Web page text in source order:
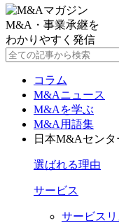
M&A・事業承継を
わかりやすく発信
コラム
M&Aニュース
M&Aを学ぶ
M&A用語集
日本M&Aセンタ
選ばれる理由
サービス
サービスリ